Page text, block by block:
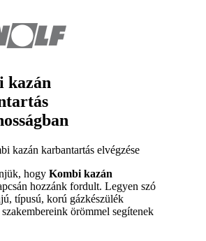
kazán
kazán karbantartás elvégzése
hogy Kombi kazán
hozzánk fordult. Legyen szó
típusú, korú gázkészülék
örömmel segítenek